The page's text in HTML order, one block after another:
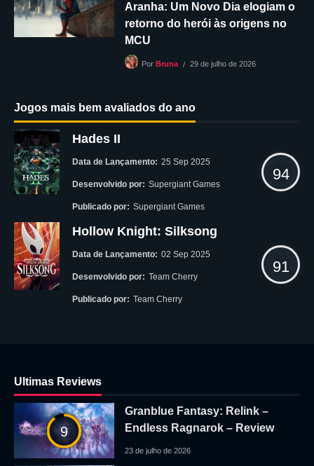
Aranha: Um Novo Dia elogiam o
retorno do herói às origens no
MCU
Por Bruna 29 de julho de 2026
Jogos mais bem avaliados do ano
Hades II
Data de Lançamento: 25 Sep 2025
Desenvolvido por: Supergiant Games
Publicado por: Supergiant Games
94
Hollow Knight: Silksong
Data de Lançamento: 02 Sep 2025
Desenvolvido por: Team Cherry
Publicado por: Team Cherry
91
Ultimas Reviews
9
Granblue Fantasy: Relink –
Endless Ragnarok – Review
23 de julho de 2026